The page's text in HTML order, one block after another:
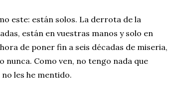
este: están solos. La derrota de la
están en vuestras manos y solo en
de poner fin a seis décadas de miseria,
Como ven, no tengo nada que
les he mentido.